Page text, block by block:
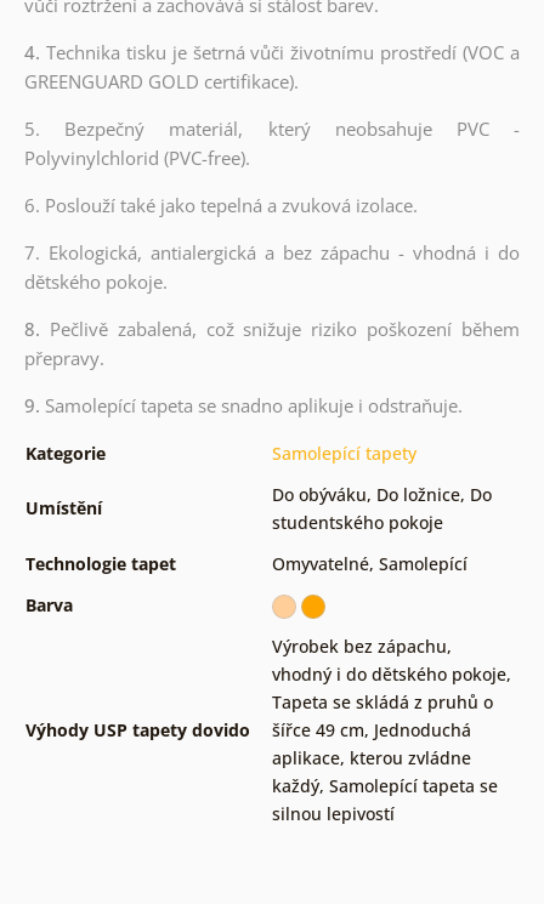
4. Technika tisku je šetrná vůči životnímu prostředí (VOC a
GREENGUARD GOLD certifikace).
5. Bezpečný materiál, který neobsahuje PVC -
Polyvinylchlorid (PVC-free).
6. Poslouží také jako tepelná a zvuková izolace.
7. Ekologická, antialergická a bez zápachu - vhodná i do
dětského pokoje.
8. Pečlivě zabalená, což snižuje riziko poškození během
přepravy.
9. Samolepící tapeta se snadno aplikuje i odstraňuje.
Kategorie Samolepící tapety
Umístění
Do obýváku, Do ložnice, Do
studentského pokoje
Technologie tapet
Omyvatelné, Samolepící
Barva
Výhody USP tapety dovido
Výrobek bez zápachu,
vhodný i do dětského pokoje,
Tapeta se skládá z pruhů o
šířce 49 cm, Jednoduchá
aplikace, kterou zvládne
každý, Samolepící tapeta se
silnou lepivostí